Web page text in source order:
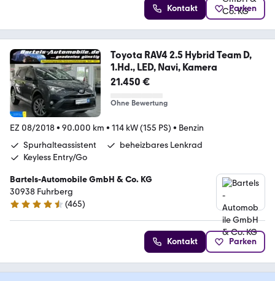
Kontakt Parken
Toyota RAV4 2.5 Hybrid Team D,
1.Hd., LED, Navi, Kamera
21.450 €
Ohne Bewertung
EZ 08/2018• 90.000 km • 114 kW (155 PS) • Benzin
Spurhalteassistent
beheizbares Lenkrad
Keyless Entry/Go
Bartels-Automobile GmbH & Co. KG
30938 Fuhrberg
4.6 Sterne
(465)
Kontakt Parken